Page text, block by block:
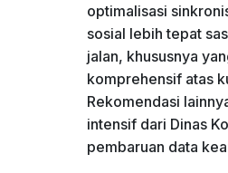
optimalisasi
sosial lebih tepat
jalan, khususnya
komprehensif atas
Rekomendasi
intensif dari Dinas
pembaruan data